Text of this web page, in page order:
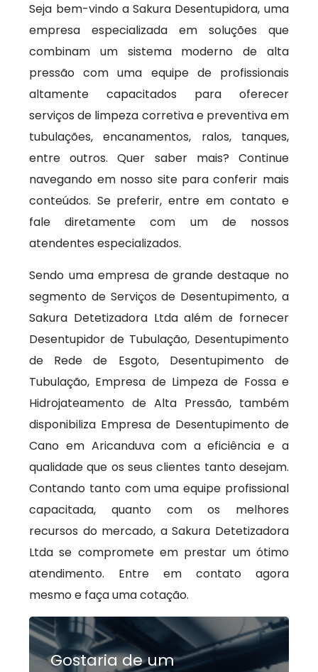
Seja bem-vindo a Sakura Desentupidora, uma
empresa especializada em soluções que
combinam um sistema moderno de alta
pressão com uma equipe de profissionais
altamente capacitados para oferecer
serviços de limpeza corretiva e preventiva em
tubulações, encanamentos, ralos, tanques,
entre outros. Quer saber mais? Continue
navegando em nosso site para conferir mais
conteúdos. Se preferir, entre em contato e
fale diretamente com um de nossos
atendentes especializados.
Sendo uma empresa de grande destaque no
segmento de Serviços de Desentupimento, a
Sakura Detetizadora Ltda além de fornecer
Desentupidor de Tubulação, Desentupimento
de Rede de Esgoto, Desentupimento de
Tubulação, Empresa de Limpeza de Fossa e
Hidrojateamento de Alta Pressão, também
disponibiliza Empresa de Desentupimento de
Cano em Aricanduva com a eficiência e a
qualidade que os seus clientes tanto desejam.
Contando tanto com uma equipe profissional
capacitada, quanto com os melhores
recursos do mercado, a Sakura Detetizadora
Ltda se compromete em prestar um ótimo
atendimento. Entre em contato agora
mesmo e faça uma cotação.
Gostaria de um